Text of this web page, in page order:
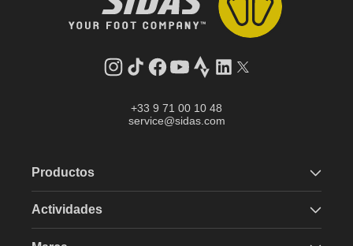
Instagram
tiktokfacebookyoutubeStravaLinkedInGorjeo
+33 9 71 00 10 48
service@sidas.com
Productos
Actividades